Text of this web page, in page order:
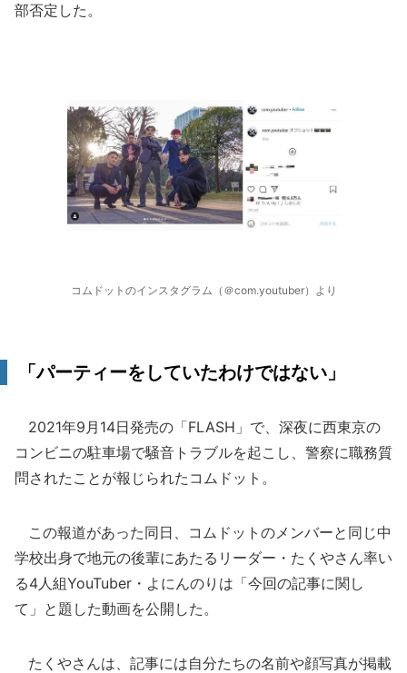
部否定した。
コムドットのインスタグラム（＠com.youtuber）より
「パーティーをしていたわけではない」
2021年9月14日発売の「FLASH」で、深夜に西東京の
コンビニの駐車場で騒音トラブルを起こし、警察に職務質
問されたことが報じられたコムドット。
この報道があった同日、コムドットのメンバーと同じ中
学校出身で地元の後輩にあたるリーダー・たくやさん率い
る4人組YouTuber・よにんのりは「今回の記事に関し
て」と題した動画を公開した。
たくやさんは、記事には自分たちの名前や顔写真が掲載